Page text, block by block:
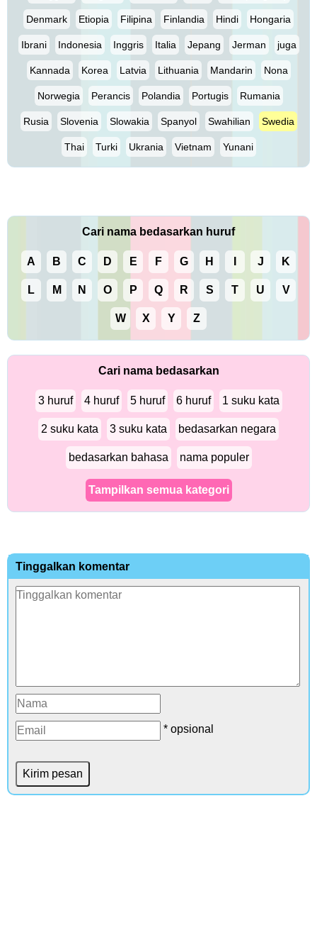
Denmark Etiopia Filipina Finlandia Hindi Hongaria
Ibrani Indonesia Inggris Italia Jepang Jerman juga
Kannada Korea Latvia Lithuania Mandarin Nona
Norwegia Perancis Polandia Portugis Rumania
Rusia Slovenia Slowakia Spanyol Swahilian Swedia
Thai Turki Ukrania Vietnam Yunani
Cari nama bedasarkan huruf
A B C D E F G H J K
L M N O P Q R S T U V
W X Y Z
Cari nama bedasarkan
3 huruf 4 huruf 5 huruf 6 huruf 1 suku kata
2 suku kata 3 suku kata bedasarkan negara
bedasarkan bahasa nama populer
Tampilkan semua kategori
Tinggalkan komentar
* opsional